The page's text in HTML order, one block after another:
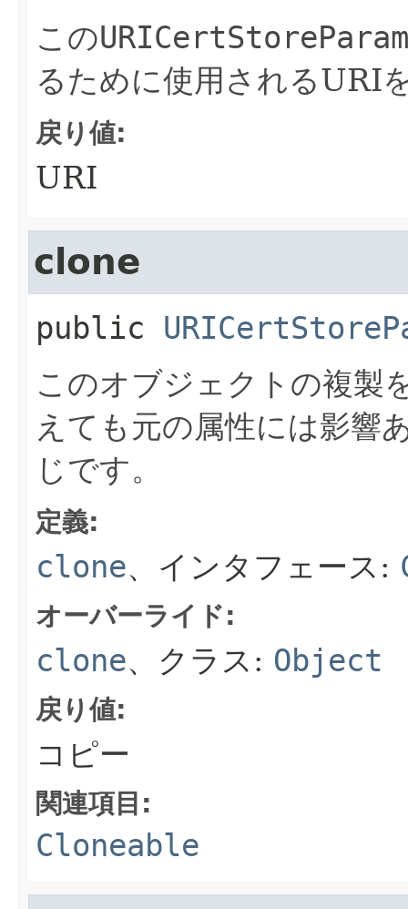
この
るために使用されるURI
戻り値:
URI
clone
public
このオブジェクトの複製
えても元の属性には影響
じです。
定義:
clone、インタフェース:
オーバーライド:
clone、クラス: Object
戻り値:
コピー
関連項目:
Cloneable